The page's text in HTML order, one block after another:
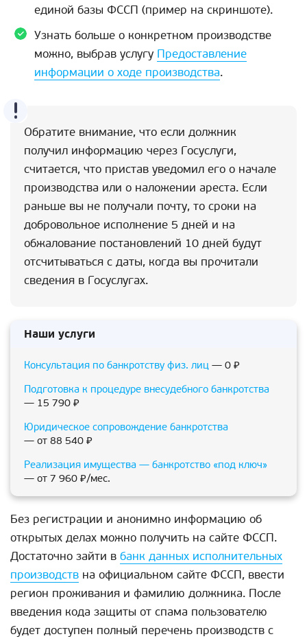
единой базы ФССП (пример на скриншоте).
Узнать больше о конкретном производстве
можно, выбрав услугу Предоставление
информации о ходе производства.
Обратите внимание, что если должник
получил информацию через Госуслуги,
считается, что пристав уведомил его о начале
производства или о наложении ареста. Если
раньше вы не получали почту, то сроки на
добровольное исполнение 5 дней и на
обжалование постановлений 10 дней будут
отсчитываться с даты, когда вы прочитали
сведения в Госуслугах.
Наши услуги
Консультация по банкротству физ. лиц — 0 ₽
Подготовка к процедуре внесудебного банкротства
— 15 790 ₽
Юридическое сопровождение банкротства
— от 88 540 ₽
Реализация имущества — банкротство «под ключ»
— от 7 960 ₽/мес.
Без регистрации и анонимно информацию об
открытых делах можно получить на сайте ФССП.
Достаточно зайти в банк данных исполнительных
производств на официальном сайте ФССП, ввести
регион проживания и фамилию должника. После
введения кода защиты от спама пользователю
будет доступен полный перечень производств с